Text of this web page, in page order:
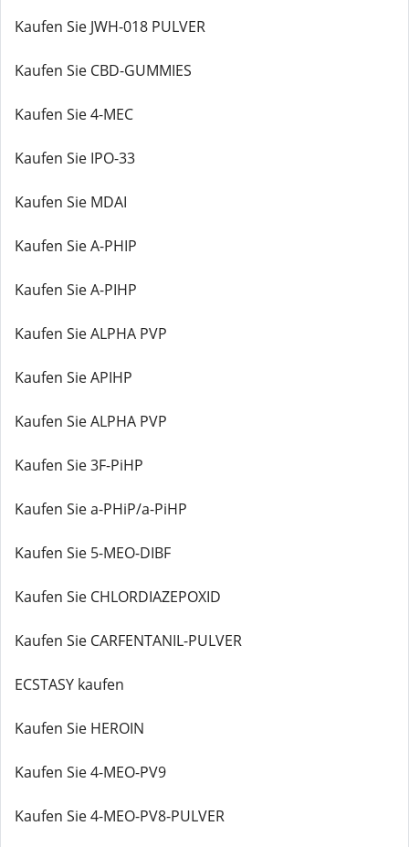
Kaufen Sie JWH-018 PULVER
Kaufen Sie CBD-GUMMIES
Kaufen Sie 4-MEC
Kaufen Sie IPO-33
Kaufen Sie MDAI
Kaufen Sie A-PHIP
Kaufen Sie A-PIHP
Kaufen Sie ALPHA PVP
Kaufen Sie APIHP
Kaufen Sie ALPHA PVP
Kaufen Sie 3F-PiHP
Kaufen Sie a-PHiP/a-PiHP
Kaufen Sie 5-MEO-DIBF
Kaufen Sie CHLORDIAZEPOXID
Kaufen Sie CARFENTANIL-PULVER
ECSTASY kaufen
Kaufen Sie HEROIN
Kaufen Sie 4-MEO-PV9
Kaufen Sie 4-MEO-PV8-PULVER